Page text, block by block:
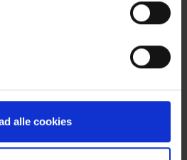
alle cookies
Køge
Hospital,